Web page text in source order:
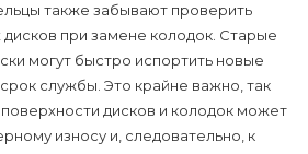
также забывают проверить
при замене колодок. Старые
могут быстро испортить новые
службы. Это крайне важно, так
дисков и колодок может
износу и, следовательно, к